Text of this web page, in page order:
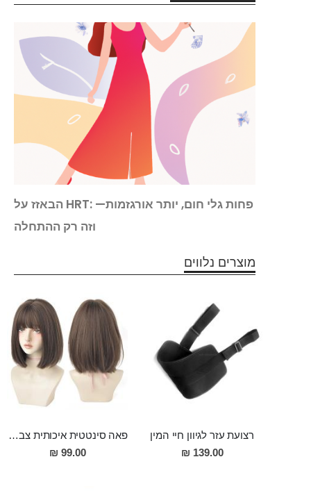
הבאזז על HRT: פחות גלי חום, יותר אורגזמות—
וזה רק ההתחלה
מוצרים נלווים
רצועת עזר לגיוון חיי המין
139.00 ₪
פאה סינטטית איכותית צבע חום קרה עם פוני
99.00 ₪